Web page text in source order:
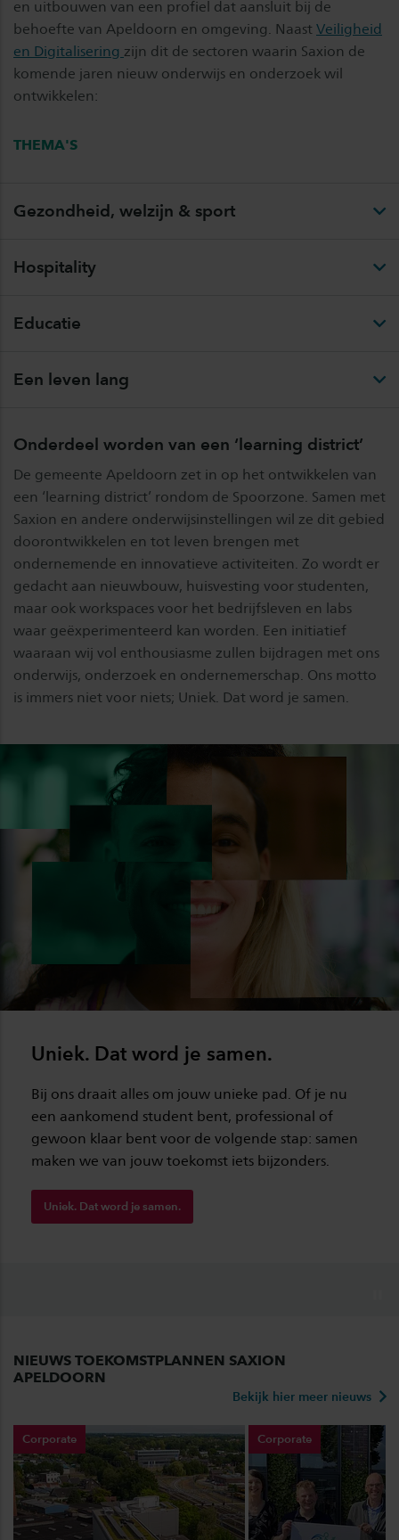
en uitbouwen van een profiel dat aansluit bij de
behoefte van Apeldoorn en omgeving. Naast Veiligheid
en Digitalisering zijn dit de sectoren waarin Saxion de
komende jaren nieuw onderwijs en onderzoek wil
ontwikkelen:
THEMA'S
Gezondheid, welzijn & sport
Hospitality
Educatie
Een leven lang
Onderdeel worden van een ‘learning district’
De gemeente Apeldoorn zet in op het ontwikkelen van
een ‘learning district’ rondom de Spoorzone. Samen met
Saxion en andere onderwijsinstellingen wil ze dit gebied
doorontwikkelen en tot leven brengen met
ondernemende en innovatieve activiteiten. Zo wordt er
gedacht aan nieuwbouw, huisvesting voor studenten,
maar ook workspaces voor het bedrijfsleven en labs
waar geëxperimenteerd kan worden. Een initiatief
waaraan wij vol enthousiasme zullen bijdragen met ons
onderwijs, onderzoek en ondernemerschap. Ons motto
is immers niet voor niets; Uniek. Dat word je samen.
Uniek. Dat word je samen.
Bij ons draait alles om jouw unieke pad. Of je nu
een aankomend student bent, professional of
gewoon klaar bent voor de volgende stap: samen
maken we van jouw toekomst iets bijzonders.
Uniek. Dat word je samen.
NIEUWS TOEKOMSTPLANNEN SAXION
APELDOORN
Bekijk hier meer nieuws
Corporate Corporate